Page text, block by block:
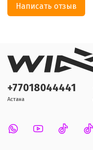
Написать отзыв
+77018044441
Астана